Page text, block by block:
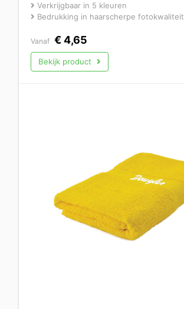
Verkrijgbaar in 5 kleuren
Bedrukking in haarscherpe fotokwaliteit
Vanaf €4,65
Bekijk product